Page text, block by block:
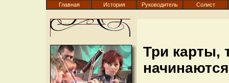
Главная История Руководитель Солист
Три карты,